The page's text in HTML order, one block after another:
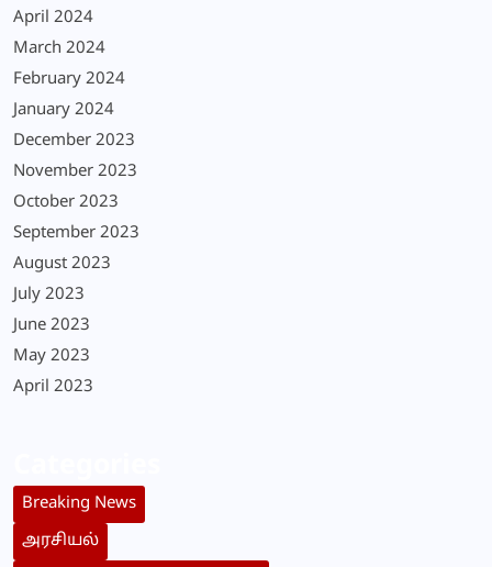
April 2024
March 2024
February 2024
January 2024
December 2023
November 2023
October 2023
September 2023
August 2023
July 2023
June 2023
May 2023
April 2023
Breaking News
அரசியல்